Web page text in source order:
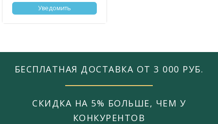
Уведомить
БЕСПЛАТНАЯ ДОСТАВКА ОТ 3 000 РУБ.
СКИДКА НА 5% БОЛЬШЕ, ЧЕМ У
КОНКУРЕНТОВ